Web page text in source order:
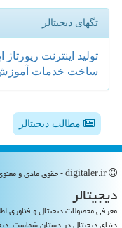
تگهای دیجیتالر
تولید اینترنت رپورتاژ
ساخت خدمات
مطالب دیجیتالر
دیجیتالر
معرفی محصولات دیجیتال و فناوری
دنیای دیجیتال در دستان شماست.